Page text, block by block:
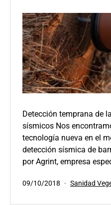
Detección temprana de
sísmicos Nos
tecnología nueva en el
detección sísmica de
por Agrint, empresa
Publicada
09/10/2018
Categorizado
Sanidad